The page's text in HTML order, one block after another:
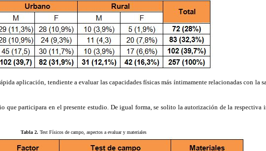
aplicación, tendiente a evaluar las capacidades físicas más íntimamente relacionadas con la
participara en el presente estudio. De igual forma, se solito la autorización de la
Tabla 2. Test Físicos de campo, aspectos a evaluar y materiales